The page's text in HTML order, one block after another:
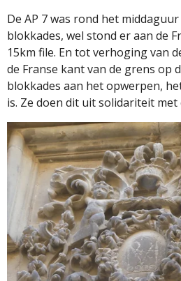
De AP 7 was rond het
blokkades, wel stond er aan de
15km file. En tot verhoging van
de Franse kant van de grens op
blokkades aan het opwerpen,
is. Ze doen dit uit solidariteit met